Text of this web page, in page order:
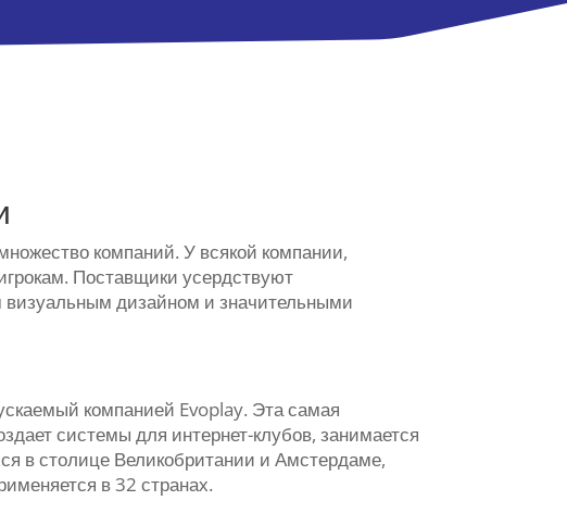
компаний. У всякой компании,
Поставщики усердствуют
визуальным дизайном и значительными
компанией Evoplay. Эта самая
системы для интернет-клубов, занимается
в столице Великобритании и Амстердаме,
в 32 странах.